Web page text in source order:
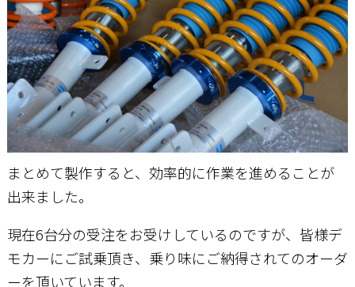
まとめて製作すると、効率的に作業を進めることが
出来ました。
現在6台分の受注をお受けしているのですが、皆様デ
モカーにご試乗頂き、乗り味にご納得されてのオーダ
ーを頂いています。